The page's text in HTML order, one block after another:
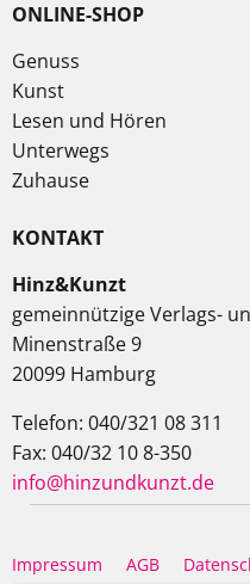
ONLINE-SHOP
Genuss
Kunst
Lesen und Hören
Unterwegs
Zuhause
KONTAKT
Hinz&Kunzt
gemeinnützige Verlags-
Minenstraße 9
20099 Hamburg
Telefon: 040/321 08 311
Fax: 040/32 10 8-350
info@hinzundkunzt.de
Impressum AGB